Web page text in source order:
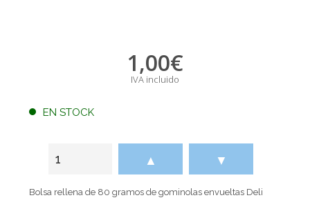
1,00€
IVA incluido
EN STOCK
▲ ▼
Bolsa rellena de 80 gramos de gominolas envueltas Deli